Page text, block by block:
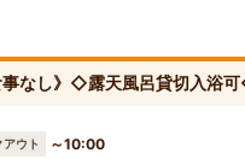
事なし》◇露天風呂貸切入浴
ウト
～10:00